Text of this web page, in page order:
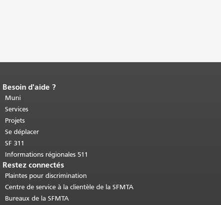
Fin du contenu de la page.
cette page se répète sur chaque page.
Retour au haut du contenu principal
Besoin d'aide ?
Muni
Services
Projets
Se déplacer
SF 311
Informations régionales 511
Restez connectés
Plaintes pour discrimination
Centre de service à la clientèle de la SFMTA
Bureaux de la SFMTA